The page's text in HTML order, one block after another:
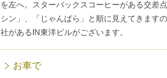
を左へ。スターバックスコーヒーがある交差
シン」、「じゃんぱら」と順に見えてきます
社があるIN東洋ビルがございます。
お車で